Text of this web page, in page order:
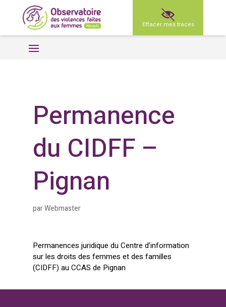
Effacer mes traces
Permanence
du CIDFF –
Pignan
parWebmaster
Permanences juridique du Centre d’information
sur les droits des femmes et des familles
(CIDFF) au CCAS de Pignan